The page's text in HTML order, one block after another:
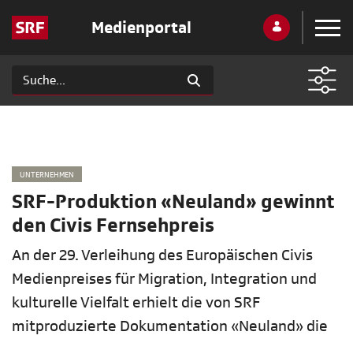
Medienportal
UNTERNEHMEN
SRF-Produktion «Neuland» gewinnt
den Civis Fernsehpreis
An der 29. Verleihung des Europäischen Civis
Medienpreises für Migration, Integration und
kulturelle Vielfalt erhielt die von SRF
mitproduzierte Dokumentation «Neuland» die